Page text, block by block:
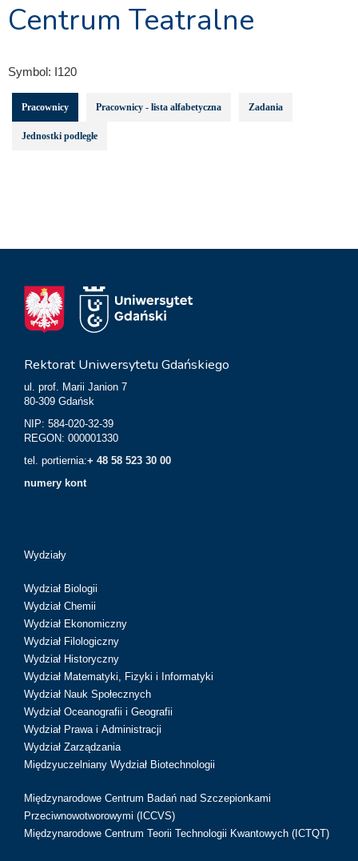
Centrum Teatralne
Symbol: I120
Pracownicy Pracownicy - lista alfabetyczna Zadania
Jednostki podległe
Rektorat Uniwersytetu Gdańskiego
ul. prof. Marii Janion 7
80-309 Gdańsk
NIP: 584-020-32-39
REGON: 000001330
tel. portiernia:+ 48 58 523 30 00
numery kont
Wydziały
Wydział Biologii
Wydział Chemii
Wydział Ekonomiczny
Wydział Filologiczny
Wydział Historyczny
Wydział Matematyki, Fizyki i Informatyki
Wydział Nauk Społecznych
Wydział Oceanografii i Geografii
Wydział Prawa i Administracji
Wydział Zarządzania
Międzyuczelniany Wydział Biotechnologii
Międzynarodowe Centrum Badań nad Szczepionkami
Przeciwnowotworowymi (ICCVS)
Międzynarodowe Centrum Teorii Technologii Kwantowych (ICTQT)